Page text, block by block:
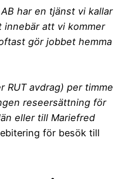
har en tjänst vi kallar
innebär att vi kommer
gör jobbet hemma
RUT avdrag) per timme
reseersättning för
eller till Mariefred
för besök till